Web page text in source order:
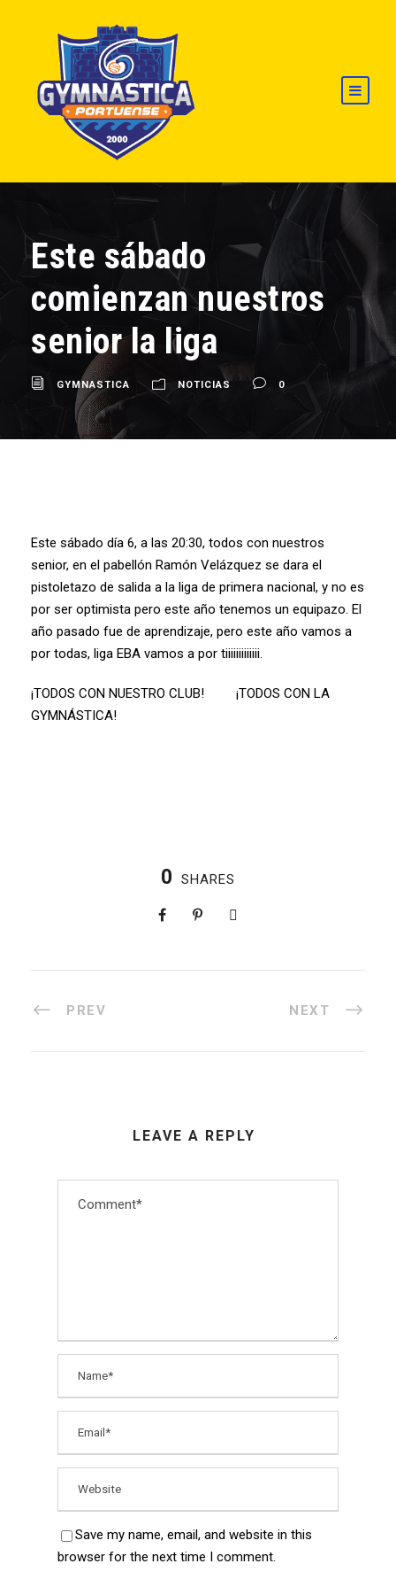
Este sábado
comienzan nuestros
senior la liga
GYMNASTICA NOTICIAS 0
Este sábado día 6, a las 20:30, todos con nuestros
senior, en el pabellón Ramón Velázquez se dara el
pistoletazo de salida a la liga de primera nacional, y no es
por ser optimista pero este año tenemos un equipazo. El
año pasado fue de aprendizaje, pero este año vamos a
por todas, liga EBA vamos a por tiiiiiiiiiiiii.
¡TODOS CON NUESTRO CLUB! ¡TODOS CON LA
GYMNÁSTICA!
0 SHARES
PREV NEXT
LEAVE A REPLY
Save my name, email, and website in this
browser for the next time I comment.